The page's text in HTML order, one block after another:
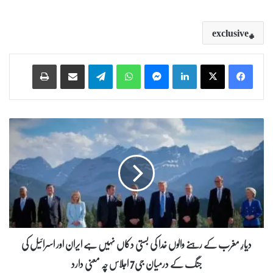
exclusive
LinkedIn
WhatsApp
Telegram
د
ی
ا
غ
ر
ب
ک
ےدیارِ مغرب کے رہنے والوں خدا کی بستی دکاں نہیں ہے ایران اور اسرائیل کی
جنگ کے درمیان جی7 اجلاس چہ معنی دارد